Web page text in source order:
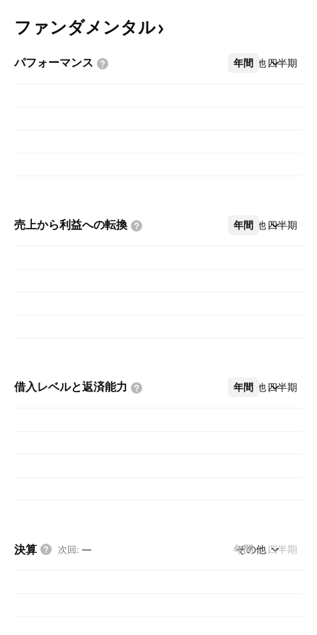
ファンダメンタル
パフォーマンス 年間 四半期
その他
売上から利益への転換 年間 四半期
その他
借入レベルと返済能力 年間 四半期
その他
決算 次回: — 年間 四半期
その他